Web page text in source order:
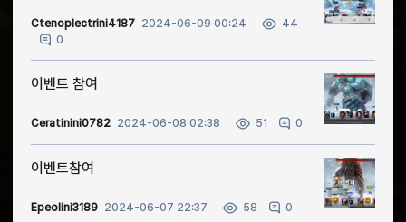
Ctenoplectrini4187 2024-06-09 00:24
44
0
이벤트 참여
Ceratinini0782 2024-06-08 02:38 51 0
이벤트참여
Epeolini3189 2024-06-07 22:37 58 0